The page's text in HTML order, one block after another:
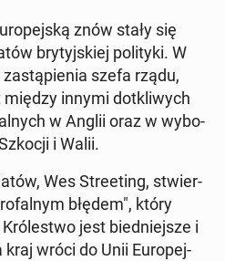
znów stały się
bry­tyj­skiej po­li­ty­ki. W
szefa rządu,
innymi do­tkli­wych
w Anglii oraz w wy­bo­
i Walii.
Wes Stre­eting, stwier­
błędem", który
jest bied­niej­sze i
kraj wróci do Unii Eu­ro­pej­